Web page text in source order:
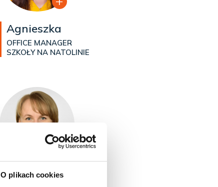
O plikach cookies
Agnieszka
OFFICE MANAGER
SZKOŁY NA NATOLINIE
Małgosia